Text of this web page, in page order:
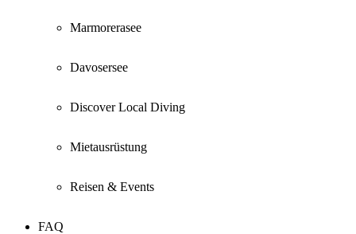
Marmorerasee
Davosersee
Discover Local Diving
Mietausrüstung
Reisen & Events
FAQ